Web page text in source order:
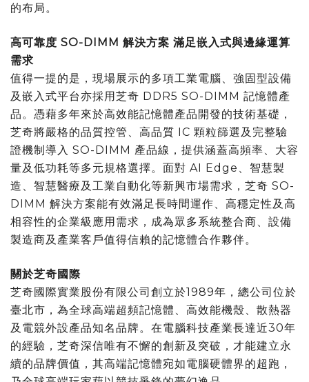
的布局。
高可靠度 SO-DIMM 解決方案 滿足嵌入式與邊緣運算
需求
值得一提的是，現場展示的多項工業電腦、強固型設備
及嵌入式平台亦採用芝奇 DDR5 SO-DIMM 記憶體產
品。憑藉多年來於高效能記憶體產品開發的技術基礎，
芝奇將嚴格的品質控管、高品質 IC 顆粒篩選及完整驗
證機制導入 SO-DIMM 產品線，提供涵蓋高頻率、大容
量及低功耗等多元規格選擇。面對 AI Edge、智慧製
造、智慧醫療及工業自動化等新興市場需求，芝奇 SO-
DIMM 解決方案能有效滿足長時間運作、高穩定性及高
相容性的企業級應用需求，成為眾多系統整合商、設備
製造商及產業客戶值得信賴的記憶體合作夥伴。
關於芝奇國際
芝奇國際實業股份有限公司創立於1989年，總公司位於
臺北市，為全球高端超頻記憶體、高效能機殼、散熱器
及電競外設產品知名品牌。在電腦科技產業長達近30年
的經驗，芝奇深信唯有不懈的創新及突破，才能建立永
續的品牌價值，其高端記憶體宛如電腦硬體界的超跑，